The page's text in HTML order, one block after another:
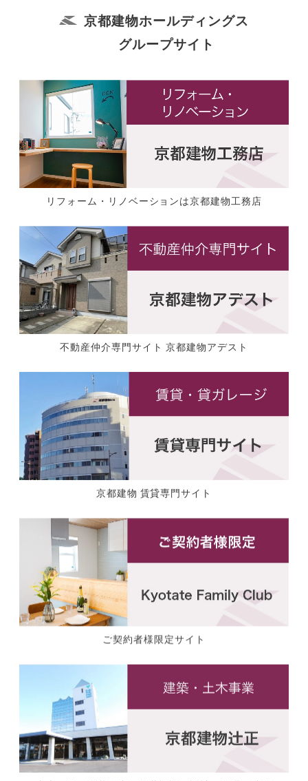
京都建物ホールディングス
グループサイト
リフォーム・リノベーションは京都建物工務店
不動産仲介専門サイト 京都建物アデスト
京都建物 賃貸専門サイト
ご契約者様限定サイト